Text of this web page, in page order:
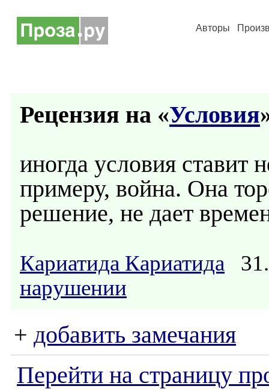
Авторы
Рецензия на «Условия
иногда условия
примеру, война. Она
решение, не дает
Кариатида Кариатида
нарушении
+ добавить замечания
Перейти на страницу